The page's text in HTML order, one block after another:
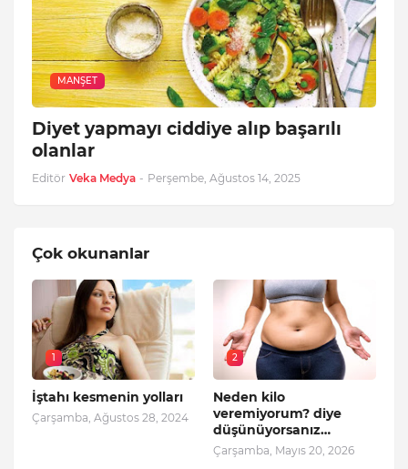
MANŞET
Diyet yapmayı ciddiye alıp başarılı
olanlar
Editör Veka Medya - Perşembe, Ağustos 14, 2025
Çok okunanlar
1
İştahı kesmenin yolları
Çarşamba, Ağustos 28, 2024
2
Neden kilo
veremiyorum? diye
düşünüyorsanız…
Çarşamba, Mayıs 20, 2026